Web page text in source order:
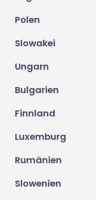
Polen
Slowakei
Ungarn
Bulgarien
Finnland
Luxemburg
Rumänien
Slowenien